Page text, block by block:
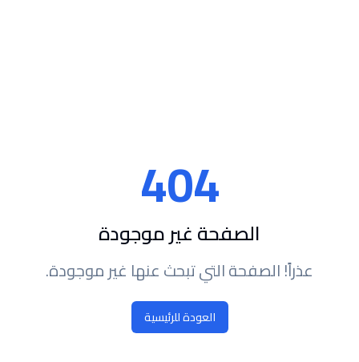
404
الصفحة غير موجودة
عذراً! الصفحة التي تبحث عنها غير موجودة.
العودة للرئيسية